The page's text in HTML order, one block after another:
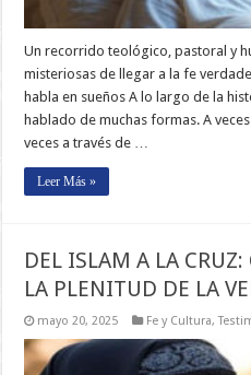
Un recorrido teológico, pastoral y
misteriosas de llegar a la fe
habla en sueños A lo largo de la
hablado de muchas formas. A
veces a través de …
Leer Más »
DEL ISLAM A LA
LA PLENITUD DE LA
mayo 20, 2025 Fe y Cultura,